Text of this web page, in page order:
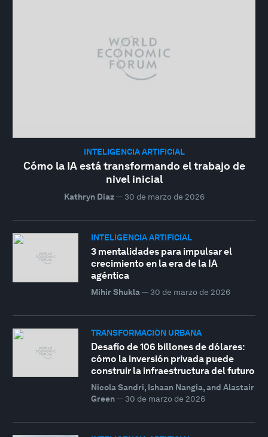
INTELIGENCIA ARTIFICIAL
Cómo la IA está transformando el trabajo de
nivel inicial
Kathryn Diaz— 30 de marzo de 2026
INTELIGENCIA ARTIFICIAL
3 mentalidades para impulsar el
crecimiento en la era de la IA
agéntica
Mihir Shukla— 30 de marzo de 2026
TRANSFORMACIÓN URBANA
Desafío de 106 billones de dólares:
cómo la inversión privada puede
construir la infraestructura del futuro
Nicola Sandri, Ishaan Nangia, and Alastair
Green— 30 de marzo de 2026